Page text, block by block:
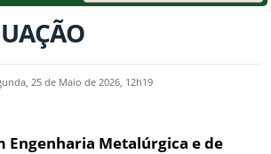
25 de Maio de 2026, 12h19
Engenharia Metalúrgica e de